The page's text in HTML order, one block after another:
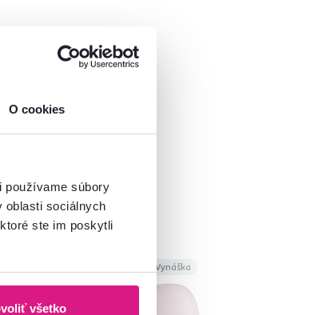
O cookies
používame súbory
oblasti sociálnych
ste im poskytli
všetko
Vynáška